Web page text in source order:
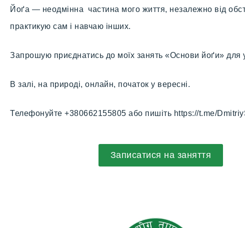
Йоґа — неодмінна частина мого життя, незалежно від
практикую сам і навчаю інших.
Запрошую приєднатись до моїх занять «Основи йоґи» для
В залі, на природі, онлайн, початок у вересні.
Телефонуйте +380662155805 або пишіть https://t.me/
Записатися на заняття